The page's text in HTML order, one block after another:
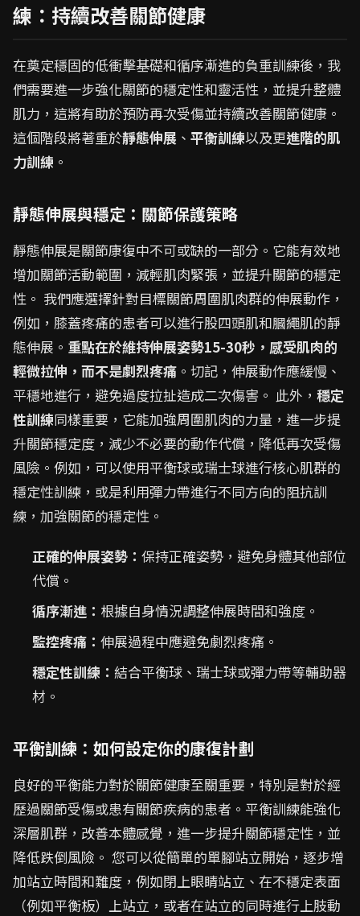
練：持續改善關節健康
在奠定穩固的低衝擊基礎和循序漸進的負重訓練後，我
們需要進一步強化關節的穩定性和靈活性，並提升整體
肌力，這將有助於預防再次受傷並持續改善關節健康。
這個階段將著重於靜態伸展 、 平衡訓練以及更進階的肌
力訓練 。
靜態伸展與穩定：關節保護策略
靜態伸展是關節康復中不可或缺的一部分。它能有效地
增加關節活動範圍，減輕肌肉緊張，並提升關節的穩定
性。 我們應選擇針對目標關節周圍肌肉群的伸展動作，
例如，膝蓋疼痛的患者可以進行股四頭肌和膕繩肌的靜
態伸展。 重點在於維持伸展姿勢15-30秒，感受肌肉的
輕微拉伸，而不是劇烈疼痛 。切記，伸展動作應緩慢、
平穩地進行，避免過度拉扯造成二次傷害。 此外， 穩定
性訓練同樣重要，它能加強周圍肌肉的力量，進一步提
升關節穩定度，減少不必要的動作代償，降低再次受傷
風險。例如，可以使用平衡球或瑞士球進行核心肌群的
穩定性訓練，或是利用彈力帶進行不同方向的阻抗訓
練，加強關節的穩定性。
正確的伸展姿勢： 保持正確姿勢，避免身體其他部位
代償。
循序漸進： 根據自身情況調整伸展時間和強度。
監控疼痛： 伸展過程中應避免劇烈疼痛。
穩定性訓練： 結合平衡球、瑞士球或彈力帶等輔助器
材。
平衡訓練：如何設定你的康復計劃
良好的平衡能力對於關節健康至關重要，特別是對於經
歷過關節受傷或患有關節疾病的患者。平衡訓練能強化
深層肌群，改善本體感覺，進一步提升關節穩定性，並
降低跌倒風險。 您可以從簡單的單腳站立開始，逐步增
加站立時間和難度，例如閉上眼睛站立、在不穩定表面
（例如平衡板）上站立，或者在站立的同時進行上肢動